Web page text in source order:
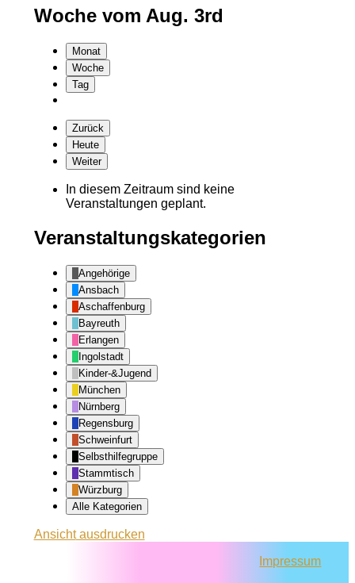
Woche vom Aug. 3rd
Monat
Woche
Tag
Zurück
Heute
Weiter
In diesem Zeitraum sind keine
Veranstaltungen geplant.
Veranstaltungskategorien
Angehörige
Ansbach
Aschaffenburg
Bayreuth
Erlangen
Ingolstadt
Kinder-&Jugend
München
Nürnberg
Regensburg
Schweinfurt
Selbsthilfegruppe
Stammtisch
Würzburg
Alle Kategorien
Ansichtausdrucken
Impressum